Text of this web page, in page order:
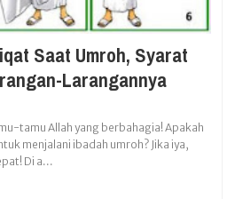
Saat Umroh, Syarat
Larangannya
tamu Allah yang berbahagia! Apakah
menjalani ibadah umroh? Jika iya,
Di a...